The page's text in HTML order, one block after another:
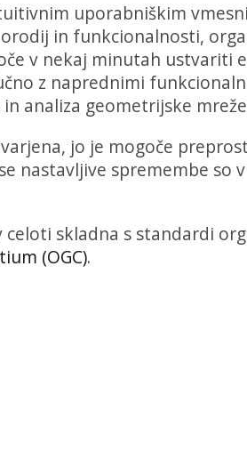
uporabniškim
in funkcionalnosti,
v nekaj minutah ustvariti
z naprednimi
analiza geometrijske
jo je mogoče
nastavljive spremembe so
celoti skladna s standardi
(OGC).